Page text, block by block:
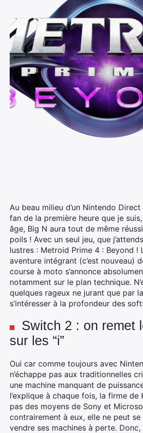
Au beau milieu d’un Nintendo
fan de la première heure que je
âge, Big N aura tout de même
poils ! Avec un seul jeu, que
lustres : Metroid Prime 4 : Beyond !
aventure intégrant (c’est nouveau)
course à moto s’annonce
notamment sur le plan technique.
quelques rageux ne jurant que par
s’intéresser à la profondeur des
Switch 2 : on remet
sur les “i”
Oui car comme toujours avec
n’échappe pas aux traditionnelles
une machine manquant de
l’explique à chaque fois, la firme de
pas des moyens de Sony et
contrairement à eux, elle ne peut
vendre ses machines à perte.